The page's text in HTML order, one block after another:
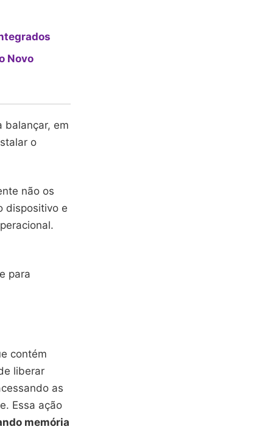
Novo
balançar, em
o
não os
dispositivo e
para
contém
liberar
as
Essa ação
memória